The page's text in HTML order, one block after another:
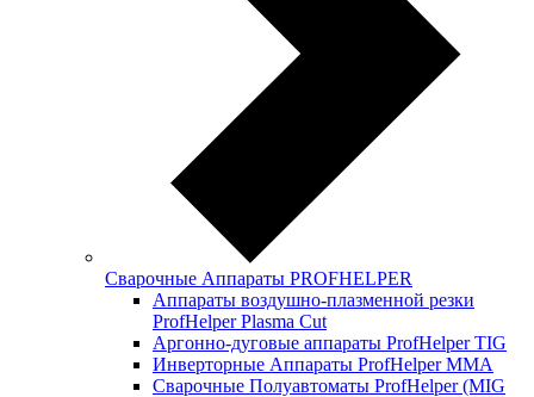
Сварочные Аппараты PROFНELPER
Аппараты воздушно-плазменной резки
ProfHelper Plasma Cut
Аргонно-дуговые аппараты ProfHelper TIG
Инверторные Аппараты ProfНelper ММА
Сварочные Полуавтоматы ProfHelper (MIG